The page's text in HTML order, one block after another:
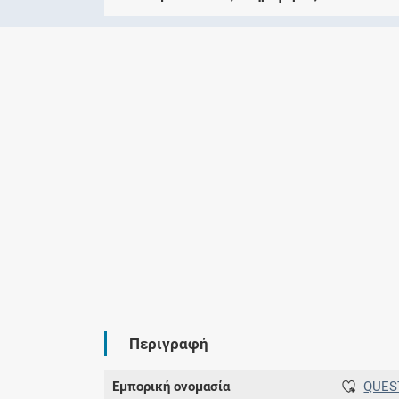
Περιγραφή
Εμπορική ονομασία